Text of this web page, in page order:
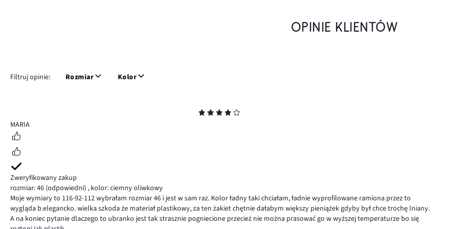
OPINIE KLIENTÓW
Filtruj opinie: Rozmiar Kolor
4
MARIA
Zweryfikowany zakup
rozmiar: 46 (odpowiedni) , kolor: ciemny oliwkowy
Moje wymiary to 116-92-112 wybrałam rozmiar 46 i jest w sam raz. Kolor ładny taki chciałam, ładnie wyprofilowane ramiona przez to
wygląda b.elegancko. wielka szkoda że materiał plastikowy, za ten żakiet chętnie dałabym większy pieniążek gdyby był chce trochę lniany.
A na koniec pytanie dlaczego to ubranko jest tak strasznie pogniecione przecież nie można prasować go w wyższej temperaturze bo się